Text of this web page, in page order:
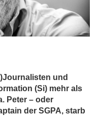
und
(Si) mehr als
Peter – oder
der SGPA, starb